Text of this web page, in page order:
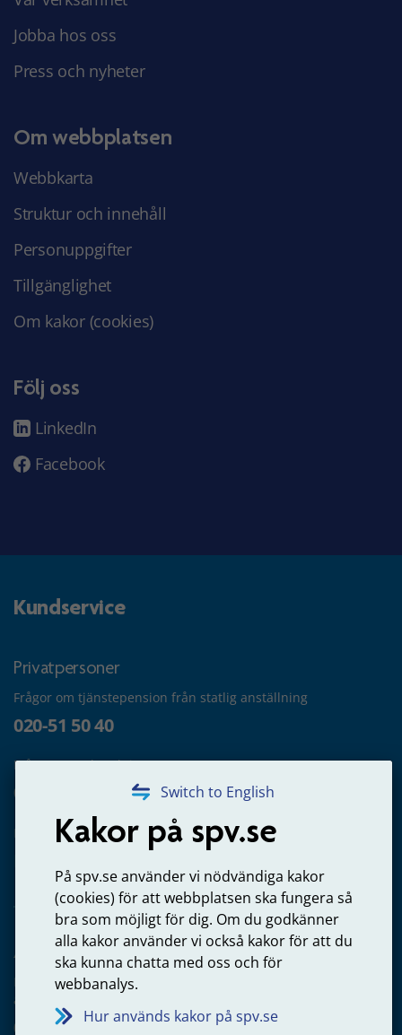
Switch to English
Kakor på spv.se
På spv.se använder vi nödvändiga kakor
(cookies) för att webbplatsen ska fungera så
bra som möjligt för dig. Om du godkänner
alla kakor använder vi också kakor för att du
ska kunna chatta med oss och för
webbanalys.
Hur används kakor på spv.se
Jobba hos oss
Press och nyheter
Om webbplatsen
Webbkarta
Struktur och innehåll
Personuppgifter
Tillgänglighet
Om kakor (cookies)
Följ oss
LinkedIn
Facebook
Kundservice
Privatpersoner
Frågor om tjänstepension från statlig anställning
020-51 50 40
Frågor om utbetalning
020-65 00 65
Kontakta oss
Arbetsgivare
Frågor om administration av tjänstepension från statlig
anställning
060-18 75 03